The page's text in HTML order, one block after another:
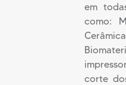
em
como:
corte